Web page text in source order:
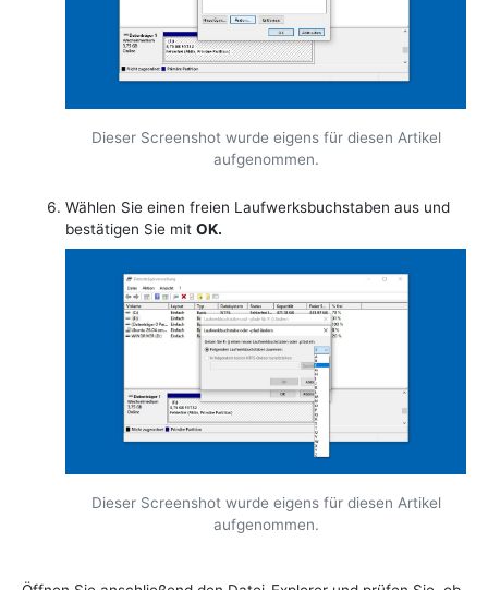
Dieser Screenshot wurde eigens für diesen Artikel
aufgenommen.
Wählen Sie einen freien Laufwerksbuchstaben aus und
bestätigen Sie mit OK.
Dieser Screenshot wurde eigens für diesen Artikel
aufgenommen.